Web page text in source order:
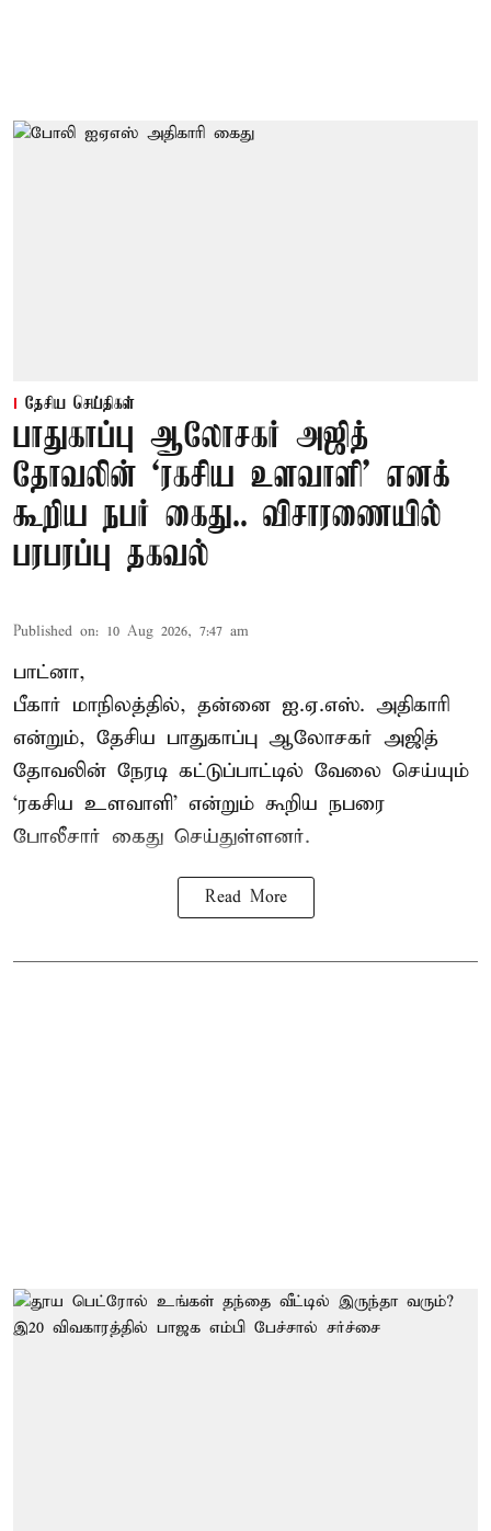
தேசிய செய்திகள்
பாதுகாப்பு ஆலோசகர் அஜித்
தோவலின் ‘ரகசிய உளவாளி’ எனக்
கூறிய நபர் கைது.. விசாரணையில்
பரபரப்பு தகவல்
Published on: 10 Aug 2026, 7:47 am
பாட்னா,
பீகார் மாநிலத்தில், தன்னை ஐ.ஏ.எஸ். அதிகாரி
என்றும், தேசிய பாதுகாப்பு ஆலோசகர் அஜித்
தோவலின் நேரடி கட்டுப்பாட்டில் வேலை செய்யும்
‘ரகசிய உளவாளி’ என்றும் கூறிய நபரை
போலீசார் கைது செய்துள்ளனர்.
Read More